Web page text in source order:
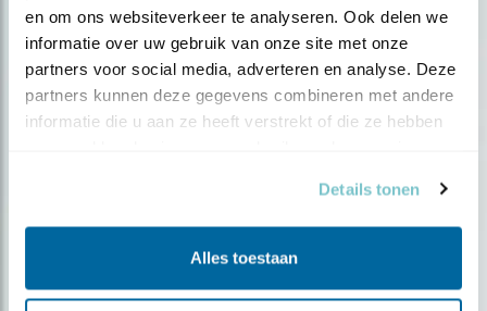
en om ons websiteverkeer te analyseren. Ook delen we
informatie over uw gebruik van onze site met onze
partners voor social media, adverteren en analyse. Deze
partners kunnen deze gegevens combineren met andere
informatie die u aan ze heeft verstrekt of die ze hebben
Details tonen
Alles toestaan